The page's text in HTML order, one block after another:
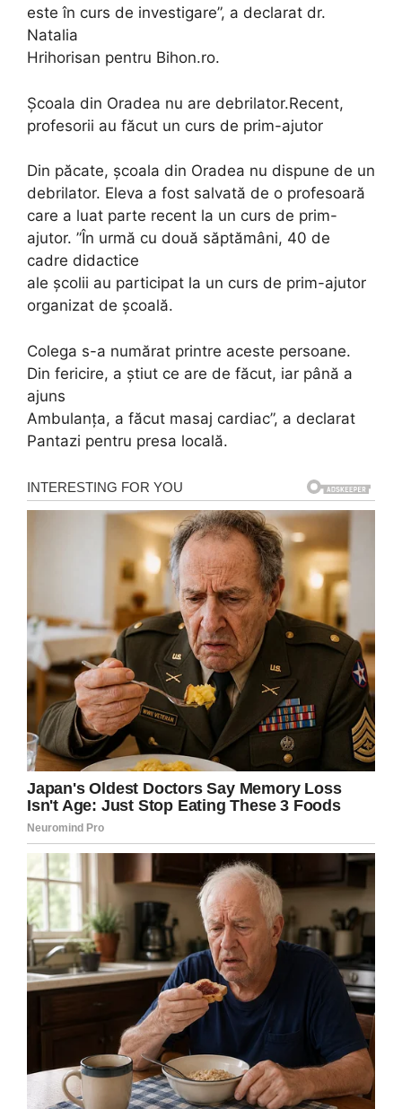
este în curs de investigare”, a declarat dr.
Natalia
Hrihorisan pentru Bihon.ro.
Școala din Oradea nu are debrilator.Recent,
profesorii au făcut un curs de prim-ajutor
Din păcate, școala din Oradea nu dispune de un
debrilator. Eleva a fost salvată de o profesoară
care a luat parte recent la un curs de prim-
ajutor. ”În urmă cu două săptămâni, 40 de
cadre didactice
ale școlii au participat la un curs de prim-ajutor
organizat de școală.
Colega s-a numărat printre aceste persoane.
Din fericire, a știut ce are de făcut, iar până a
ajuns
Ambulanța, a făcut masaj cardiac”, a declarat
Pantazi pentru presa locală.